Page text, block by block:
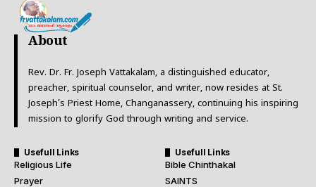
About
Rev. Dr. Fr. Joseph Vattakalam, a distinguished educator,
preacher, spiritual counselor, and writer, now resides at St.
Joseph’s Priest Home, Changanassery, continuing his inspiring
mission to glorify God through writing and service.
Usefull Links
Religious Life
Prayer
Usefull Links
Bible Chinthakal
SAINTS